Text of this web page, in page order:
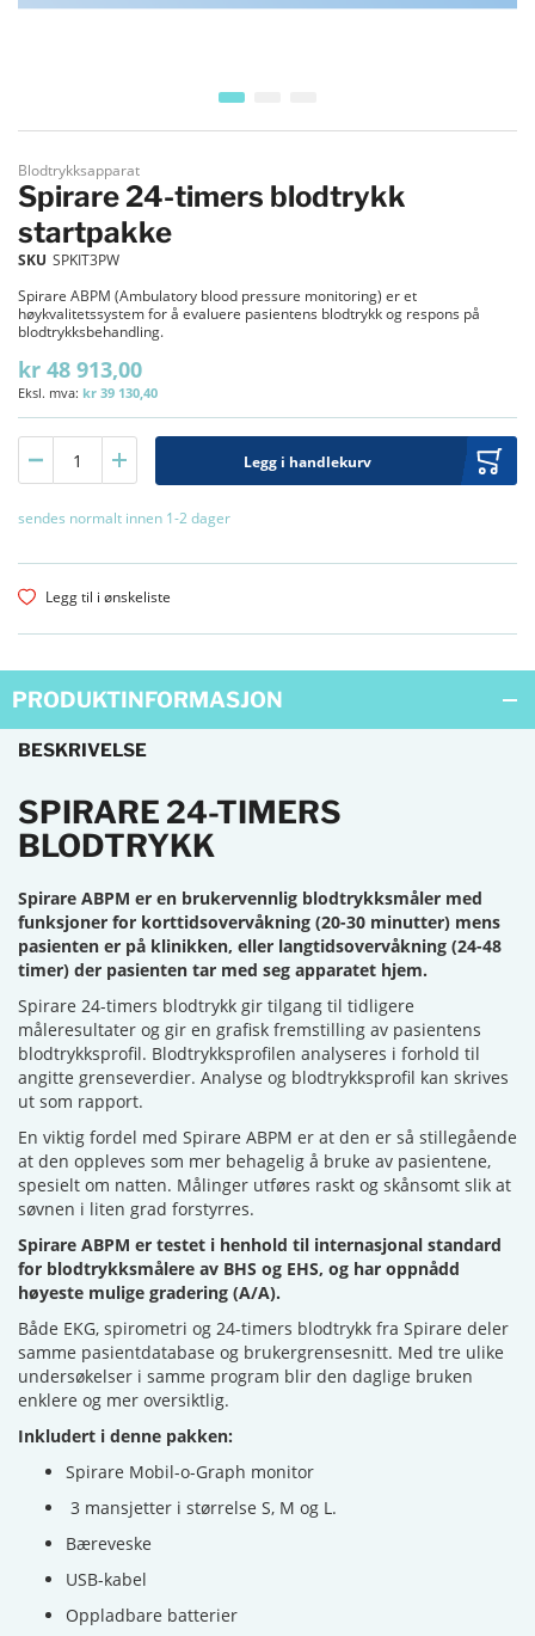
Gå til begynnelsen av bildegalleri
Blodtrykksapparat
Spirare 24-timers blodtrykk
startpakke
SKU SPKIT3PW
Spirare ABPM (Ambulatory blood pressure monitoring) er et
høykvalitetssystem for å evaluere pasientens blodtrykk og respons på
blodtrykksbehandling.
kr 48 913,00
kr 39 130,40
Legg i handlekurv
sendes normalt innen 1-2 dager
Legg til i ønskeliste
PRODUKTINFORMASJON
BESKRIVELSE
SPIRARE 24-TIMERS
BLODTRYKK
Spirare ABPM er en brukervennlig blodtrykksmåler med
funksjoner for korttidsovervåkning (20-30 minutter) mens
pasienten er på klinikken, eller langtidsovervåkning (24-48
timer) der pasienten tar med seg apparatet hjem.
Spirare 24-timers blodtrykk gir tilgang til tidligere
måleresultater og gir en grafisk fremstilling av pasientens
blodtrykksprofil. Blodtrykksprofilen analyseres i forhold til
angitte grenseverdier. Analyse og blodtrykksprofil kan skrives
ut som rapport.
En viktig fordel med Spirare ABPM er at den er så stillegående
at den oppleves som mer behagelig å bruke av pasientene,
spesielt om natten. Målinger utføres raskt og skånsomt slik at
søvnen i liten grad forstyrres.
Spirare ABPM er testet i henhold til internasjonal standard
for blodtrykksmålere av BHS og EHS, og har oppnådd
høyeste mulige gradering (A/A).
Både EKG, spirometri og 24-timers blodtrykk fra Spirare deler
samme pasientdatabase og brukergrensesnitt. Med tre ulike
undersøkelser i samme program blir den daglige bruken
enklere og mer oversiktlig.
Inkludert i denne pakken:
Spirare Mobil-o-Graph monitor
3 mansjetter i størrelse S, M og L.
Bæreveske
USB-kabel
Oppladbare batterier